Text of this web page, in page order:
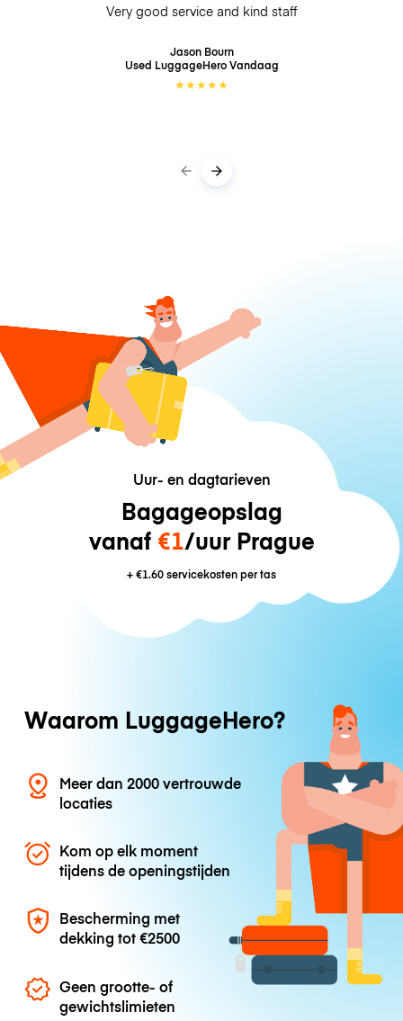
Very good service and kind staff
Jason Bourn
Used LuggageHeroVandaag
★★★★★
Uur- en dagtarieven
Bagageopslag
vanaf €1/uur Prague
+€1.60servicekosten per tas
Waarom LuggageHero?
Meer dan 2000 vertrouwde
locaties
Kom op elk moment
tijdens de openingstijden
Bescherming met
dekking tot€2500
Geen grootte- of
gewichtslimieten